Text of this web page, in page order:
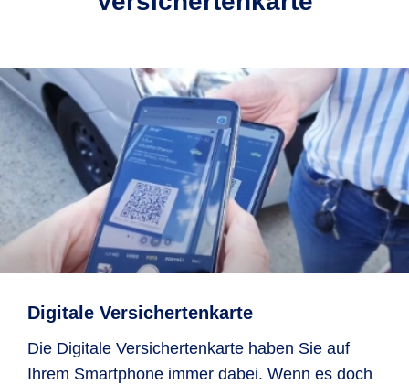
Digitale Versichertenkarte
Die Digitale Versichertenkarte haben Sie auf
Ihrem Smartphone immer dabei. Wenn es doch